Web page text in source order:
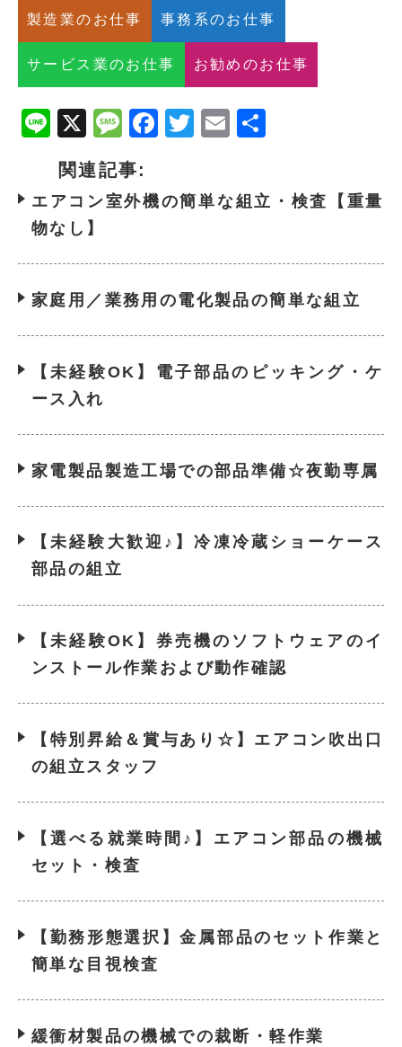
製造業のお仕事 事務系のお仕事
サービス業のお仕事 お勧めのお仕事
Line
X Message
Facebook
Twitter
Email
関連記事:
エアコン室外機の簡単な組立・検査【重量
物なし】
家庭用／業務用の電化製品の簡単な組立
【未経験OK】電子部品のピッキング・ケ
ース入れ
家電製品製造工場での部品準備☆夜勤専属
【未経験大歓迎♪】冷凍冷蔵ショーケース
部品の組立
【未経験OK】券売機のソフトウェアのイ
ンストール作業および動作確認
【特別昇給＆賞与あり☆】エアコン吹出口
の組立スタッフ
【選べる就業時間♪】エアコン部品の機械
セット・検査
【勤務形態選択】金属部品のセット作業と
簡単な目視検査
緩衝材製品の機械での裁断・軽作業